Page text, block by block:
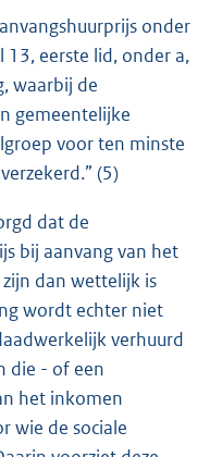
onder
13, eerste lid, onder a,
waarbij de
gemeentelijke
voor ten minste
(5)
dat de
bij aanvang van het
dan wettelijk is
wordt echter niet
verhuurd
die - of een
het inkomen
wie de sociale